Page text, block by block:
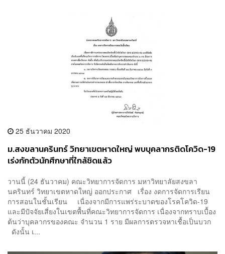
25 ธันวาคม 2020
ม.สงขลานครินทร์ วิทยาเขตหาดใหญ่ พบบุคลากรติดโควิด-19
เร่งกักตัวนักศึกษาที่ใกล้ชิดแล้ว
วานนี้ (24 ธันวาคม) คณะวิทยาการจัดการ มหาวิทยาลัยสงขลา
นครินทร์ วิทยาเขตหาดใหญ่ ออกประกาศ เรื่อง งดการจัดการเรียน
การสอนในชั้นเรียน เนื่องจากมีการแพร่ระบาดของโรคโควิด-19
และมีปัจจัยเสี่ยงในเขตพื้นที่คณะวิทยาการจัดการ เนื่องจากทราบเบื้อง
ต้นว่าบุคลากรของคณะ จำนวน 1 ราย มีผลการตรวจหาเชื้อเป็นบวก
ดังนั้น เ...